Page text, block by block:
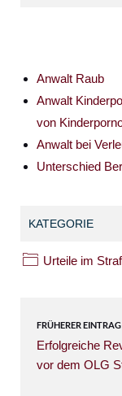
Anwalt Raub
Anwalt
von
Anwalt bei
Unterschied
KATEGORIE
Urteile im
FRÜHERER EINTRAG
Erfolgreiche
vor dem OLG